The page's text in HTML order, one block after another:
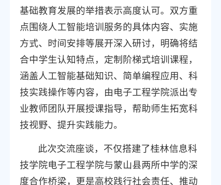
基础教育发展的举措表示高度认可。双方重
点围绕人工智能培训服务的具体内容、实施
方式、时间安排等展开深入研讨，明确将结
合中学生认知特点，定制阶梯式培训课程，
涵盖人工智能基础知识、简单编程应用、科
技实践操作等内容，由电子工程学院派出专
业教师团队开展授课指导，帮助师生拓宽科
技视野、提升实践能力。
此次交流座谈，不仅搭建了桂林信息科
技学院电子工程学院与蒙山县两所中学的深
度合作桥梁，更是高校践行社会责任、推动